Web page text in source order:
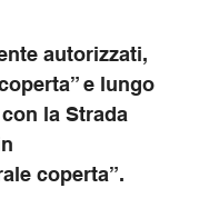
autorizzati,
e lungo
la Strada
coperta”.